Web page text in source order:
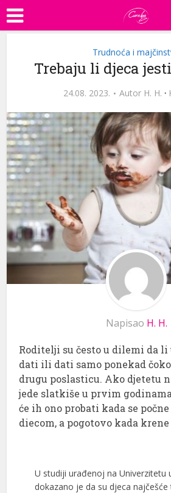
Trudnoća i
Trebaju li djeca
24.08. 2023. Autor H. H. ·
Napisao H. H.
Roditelji su često u dilemi da li
dati ili dati samo ponekad
drugu poslasticu. Ako djetetu
jede slatkiše u prvim
će ih ono probati kada se
diecom, a pogotovo kada
U studiji urađenoj na Univerzitetu
dokazano je da su djeca